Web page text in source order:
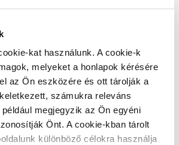
kat használunk. A cookie-k
melyeket a honlapok kérésére
az Ön eszközére és ott tárolják a
számukra releváns
megjegyzik az Ön egyéni
Önt. A cookie-kban tárolt
különböző célokra használja
nem szükséges. Amennyiben
2%, préslevegős szóráshoz max.
hígítóval hígítsa. A szerszámok
elcseppenések eltávolítása a
előtt szintetikus hígítóval vagy
lehetséges.
ecsettel, lakkhengerrel vagy
a szórási paramétereket az
kell beállítani. Irányadó
szín kódját a lenti mezőbe az
után szóközzel írjon be 4
7001)
után szóközzel írjon be 4
majd további 1 vagy 4 karaktert
kód: PPG kezdettel, szóköz nélkül